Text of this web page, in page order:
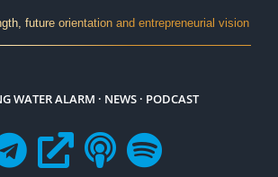
future orientation and entrepreneurial vision
WATER ALARM · NEWS · PODCAST